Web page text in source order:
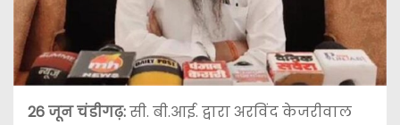
26 जून चंडीगढ़:सी. बी.आई. द्वारा अरविंद केजरीवाल